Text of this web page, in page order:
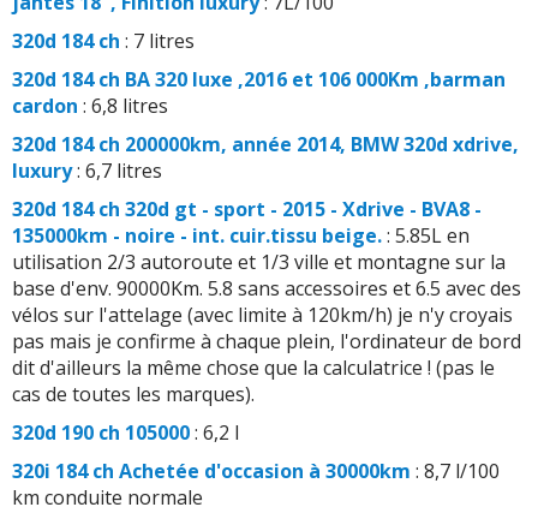
320d 184 ch : 7 litres
320d 184 ch BA 320 luxe ,2016 et 106 000Km ,barman
cardon : 6,8 litres
320d 184 ch 200000km, année 2014, BMW 320d xdrive,
luxury: 6,7 litres
320d 184 ch 320d gt - sport - 2015 - Xdrive - BVA8 -
135000km - noire - int. cuir.tissu beige.: 5.85L en
utilisation 2/3 autoroute et 1/3 ville et montagne sur la
base d'env. 90000Km. 5.8 sans accessoires et 6.5 avec des
vélos sur l'attelage (avec limite à 120km/h) je n'y croyais
pas mais je confirme à chaque plein, l'ordinateur de bord
dit d'ailleurs la même chose que la calculatrice ! (pas le
cas de toutes les marques).
320d 190 ch 105000: 6,2 l
320i 184 ch Achetée d'occasion à 30000km : 8,7 l/100
km conduite normale